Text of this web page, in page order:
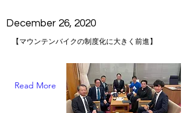
December 26, 2020
【マウンテンバイクの制度化に大きく前進】
Read More